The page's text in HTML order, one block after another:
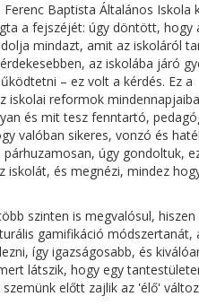
Baptista Általános Iskola
a fejszéjét: úgy döntött, hogy
mindazt, amit az iskoláról
az iskolába járó
– ez volt a kérdés. Ez a
iskolai reformok
és mit tesz fenntartó,
valóban sikeres, vonzó és
úgy gondoltuk,
iskolát, és megnézi, mindez
szinten is megvalósul, hiszen
gamifikáció módszertanát,
így igazságosabb, és
látszik, hogy egy
előtt zajlik az 'élő'